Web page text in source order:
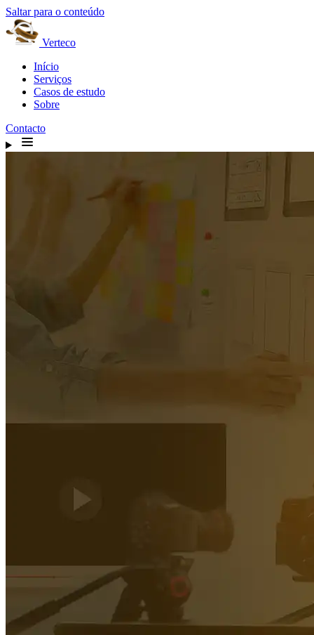
Saltar para o conteúdo
Verteco
Início
Serviços
Casos de estudo
Sobre
Contacto